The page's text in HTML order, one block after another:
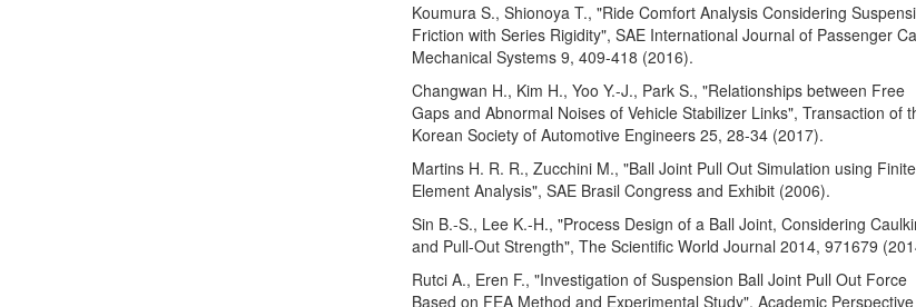
Koumura S., Shionoya T., "Ride Comfort Analysis Considering
Friction with Series Rigidity", SAE International Journal of Passenger
Mechanical Systems 9, 409-418 (2016).
Changwan H., Kim H., Yoo Y.-J., Park S., "Relationships between Free
Gaps and Abnormal Noises of Vehicle Stabilizer Links", Transaction of
Korean Society of Automotive Engineers 25, 28-34 (2017).
Martins H. R. R., Zucchini M., "Ball Joint Pull Out Simulation using Finite
Element Analysis", SAE Brasil Congress and Exhibit (2006).
Sin B.-S., Lee K.-H., "Process Design of a Ball Joint, Considering
and Pull-Out Strength", The Scientific World Journal 2014, 971679
Rutci A., Eren F., "Investigation of Suspension Ball Joint Pull Out Force
Based on FEA Method and Experimental Study", Academic Perspective